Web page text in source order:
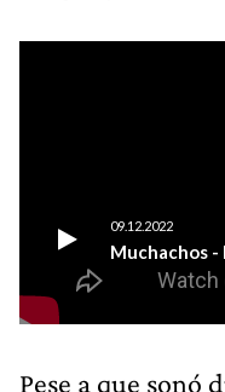
Pese a que sonó